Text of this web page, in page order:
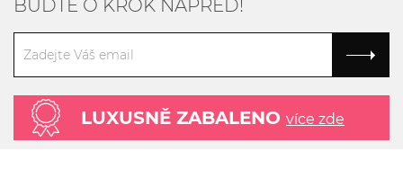
BUĎTE O KROK NAPŘED!
LUXUSNĚ ZABALENO více zde